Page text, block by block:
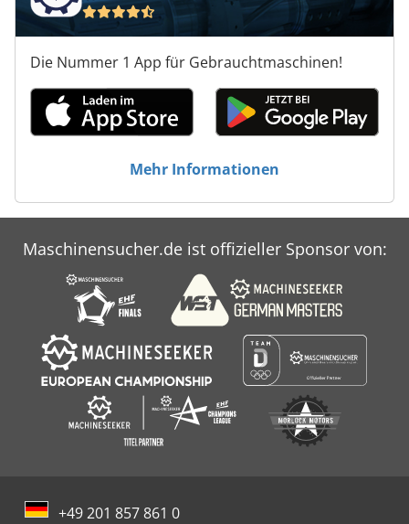
Die Nummer 1 App für Gebrauchtmaschinen!
Mehr Informationen
Maschinensucher.de ist offizieller Sponsor von:
+49 201 857 861 0